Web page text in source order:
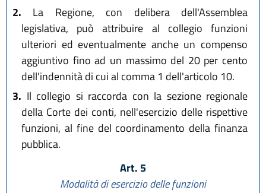
2. La Regione, con delibera dell'Assemblea
legislativa, può attribuire al collegio funzioni
ulteriori ed eventualmente anche un compenso
aggiuntivo fino ad un massimo del 20 per cento
dell'indennità di cui al comma 1 dell'articolo 10.
3. Il collegio si raccorda con la sezione regionale
della Corte dei conti, nell'esercizio delle rispettive
funzioni, al fine del coordinamento della finanza
pubblica.
Art. 5
Modalità di esercizio delle funzioni